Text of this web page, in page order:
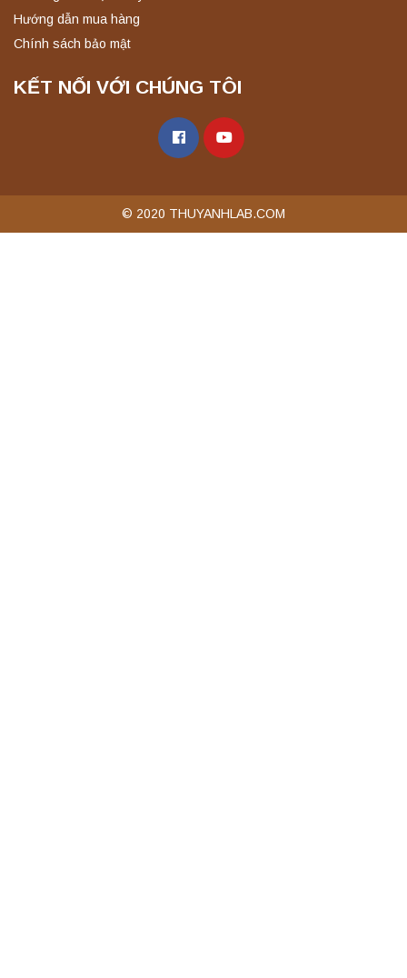
Hướng dẫn mua hàng
Chính sách bảo mật
KẾT NỐI VỚI CHÚNG TÔI
© 2020 THUYANHLAB.COM